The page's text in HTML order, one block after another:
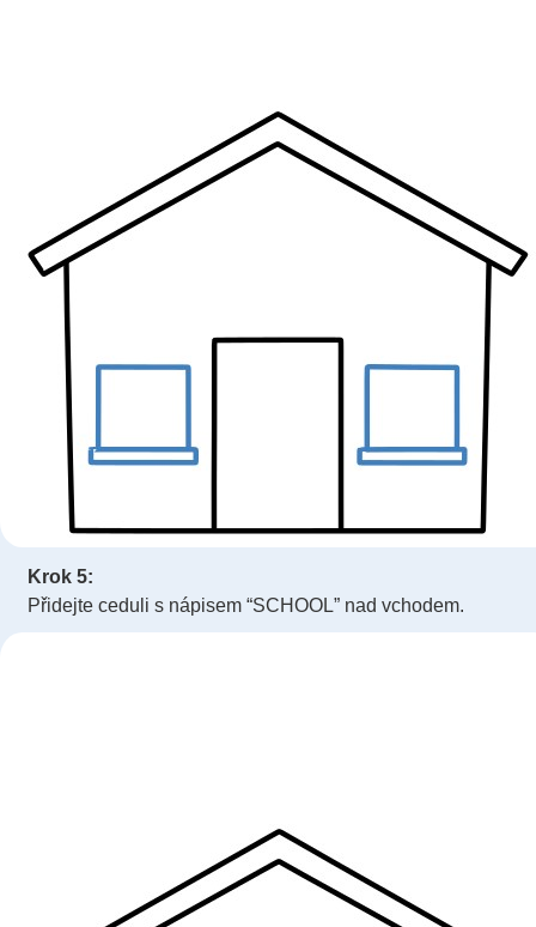
Krok 5:
Přidejte ceduli s nápisem “SCHOOL” nad vchodem.